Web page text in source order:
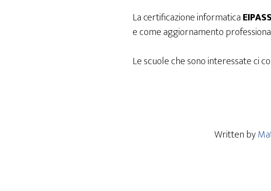
La certificazione informatica
e come aggiornamento
Le scuole che sono interessate ci
Written by